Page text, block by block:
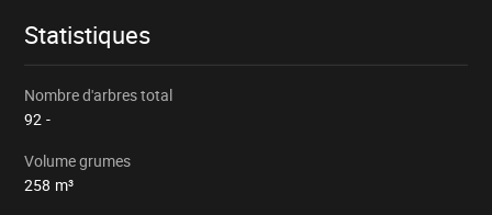
Statistiques
Nombre d'arbres total
92 -
Volume grumes
258 m³